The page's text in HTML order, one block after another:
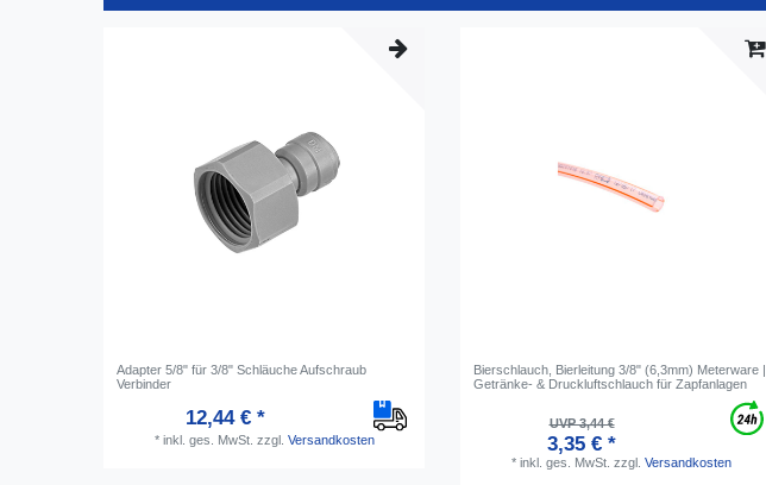
Adapter 5/8" für 3/8" Schläuche Aufschraub
Verbinder
12,44 € *
* inkl. ges. MwSt. zzgl. Versandkosten
Bierschlauch, Bierleitung 3/8" (6,3mm) Meterware |
Getränke- & Druckluftschlauch für Zapfanlagen
UVP 3,44 €
3,35 € *
* inkl. ges. MwSt. zzgl. Versandkosten